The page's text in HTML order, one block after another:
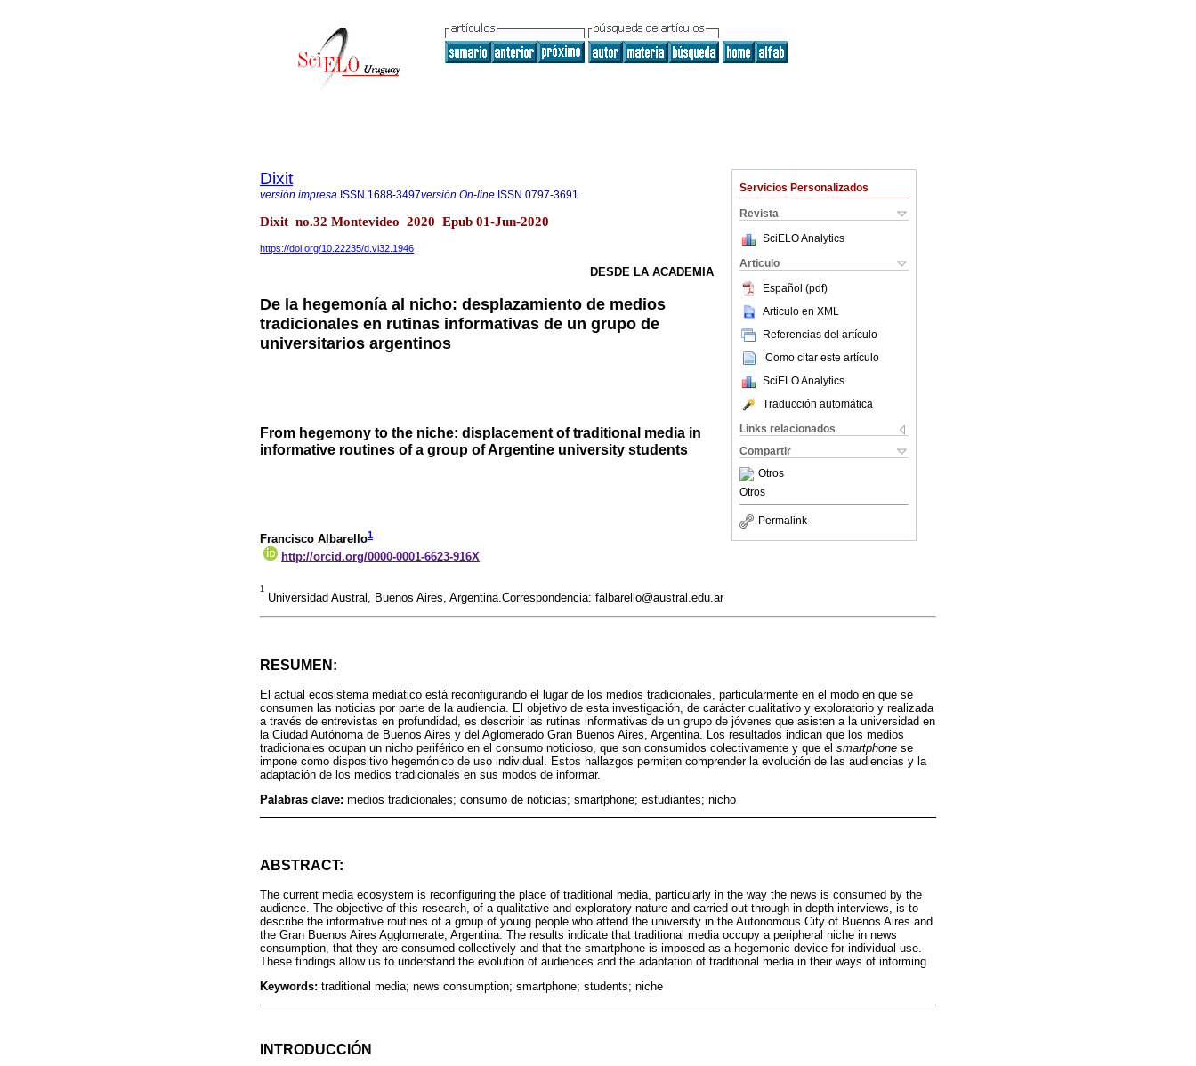
Servicios Personalizados
Revista
SciELO Analytics
Articulo
Español (pdf)
Articulo en XML
Referencias del artículo
Como citar este artículo
SciELO Analytics
Traducción automática
Links relacionados
Compartir
Otros
Otros
Permalink
Dixit
versión impresa ISSN 1688-3497versión On-line ISSN 0797-3691
Dixit no.32 Montevideo 2020 Epub 01-Jun-2020
https://doi.org/10.22235/d.vi32.1946
DESDE LA ACADEMIA
De la hegemonía al nicho: desplazamiento de medios
tradicionales en rutinas informativas de un grupo de
universitarios argentinos
From hegemony to the niche: displacement of traditional media in
informative routines of a group of Argentine university students
Francisco Albarello1
http://orcid.org/0000-0001-6623-916X
1
Universidad Austral, Buenos Aires, Argentina.Correspondencia: falbarello@austral.edu.ar
RESUMEN:
El actual ecosistema mediático está reconfigurando el lugar de los medios tradicionales, particularmente en el modo en que se
consumen las noticias por parte de la audiencia. El objetivo de esta investigación, de carácter cualitativo y exploratorio y realizada
a través de entrevistas en profundidad, es describir las rutinas informativas de un grupo de jóvenes que asisten a la universidad en
la Ciudad Autónoma de Buenos Aires y del Aglomerado Gran Buenos Aires, Argentina. Los resultados indican que los medios
tradicionales ocupan un nicho periférico en el consumo noticioso, que son consumidos colectivamente y que el smartphone se
impone como dispositivo hegemónico de uso individual. Estos hallazgos permiten comprender la evolución de las audiencias y la
adaptación de los medios tradicionales en sus modos de informar.
Palabras clave: medios tradicionales; consumo de noticias; smartphone; estudiantes; nicho
ABSTRACT:
The current media ecosystem is reconfiguring the place of traditional media, particularly in the way the news is consumed by the
audience. The objective of this research, of a qualitative and exploratory nature and carried out through in-depth interviews, is to
describe the informative routines of a group of young people who attend the university in the Autonomous City of Buenos Aires and
the Gran Buenos Aires Agglomerate, Argentina. The results indicate that traditional media occupy a peripheral niche in news
consumption, that they are consumed collectively and that the smartphone is imposed as a hegemonic device for individual use.
These findings allow us to understand the evolution of audiences and the adaptation of traditional media in their ways of informing
Keywords: traditional media; news consumption; smartphone; students; niche
INTRODUCCIÓN